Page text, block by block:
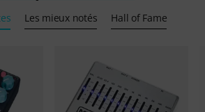
Les mieux notés Hall of Fame